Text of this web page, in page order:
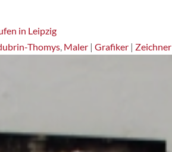
in Leipzig
Thomys, Maler | Grafiker | Zeichner